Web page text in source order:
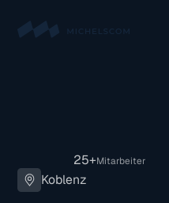
25+Mitarbeiter
Koblenz